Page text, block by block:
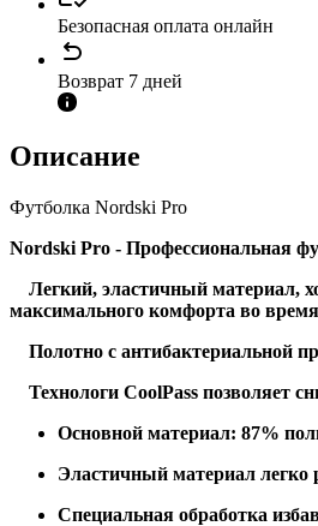
Безопасная оплата онлайн
Возврат 7 дней
Описание
Футболка Nordski Pro
Nordski Pro - Профессиональная
Легкий, эластичный материал,
максимального комфорта во
Полотно с антибактериальной
Технологи CoolPass позволяет
Основной материал: 87%
Эластичный материал легко
Специальная обработка